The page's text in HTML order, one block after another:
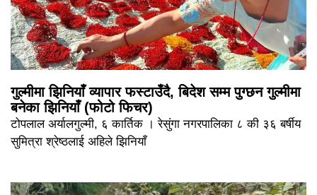
गुल्मीमा झिनियाँ व्यापार फस्टाउँदै, बिदेश सम्म पुग्छन गुल्मीमा
बनेका झिनियाँ (फोटो फिचर)
टोपलाल अर्यालगुल्मी, ६ कार्तिक । रेसुंगा नगरपालिका ८ की ३६ बर्षीय
सुमित्रा श्रेष्ठलाई अहिले झिनियाँ